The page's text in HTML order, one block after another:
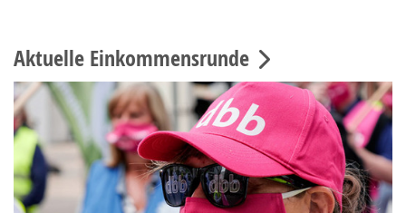
Aktuelle Einkommensrunde